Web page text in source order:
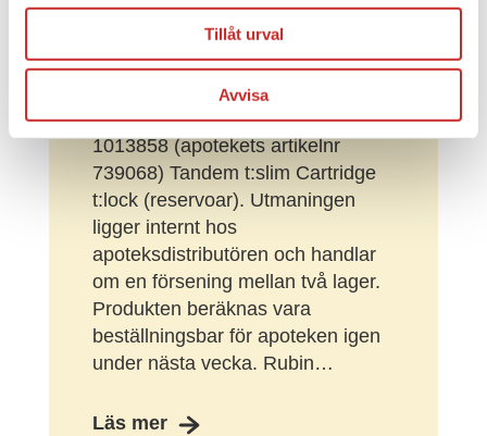
Tillåt urval
Avvisa
tillgänglighet av reservoar
Apoteksdistributören har just nu
leveransutmaningar på artikel
1013858 (apotekets artikelnr
739068) Tandem t:slim Cartridge
t:lock (reservoar). Utmaningen
ligger internt hos
apoteksdistributören och handlar
om en försening mellan två lager.
Produkten beräknas vara
beställningsbar för apoteken igen
under nästa vecka. Rubin…
Läs mer